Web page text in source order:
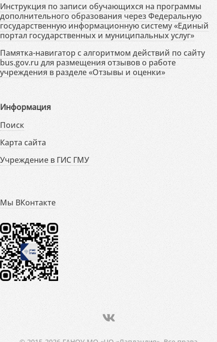
Инструкция по записи обучающихся на программы
дополнительного образования через Федеральную
государственную информационную систему «Единый
портал государственных и муниципальных услуг»
Памятка-навигатор с алгоритмом действий по сайту
bus.gov.ru для размещения отзывов о работе
учреждения в разделе «Отзывы и оценки»
Информация
Поиск
Карта сайта
Учреждение в ГИС ГМУ
Мы ВКонтакте